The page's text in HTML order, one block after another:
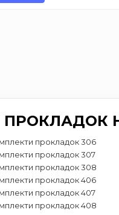
прокладок 306
прокладок 307
прокладок 308
прокладок 406
прокладок 407
прокладок 408